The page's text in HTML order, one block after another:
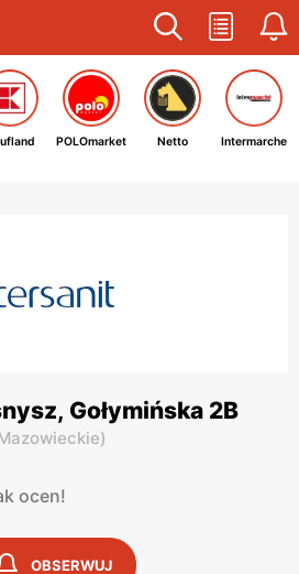
POLOmarket Netto Intermarche
Gołymińska 2B
)
ocen!
OBSERWUJ